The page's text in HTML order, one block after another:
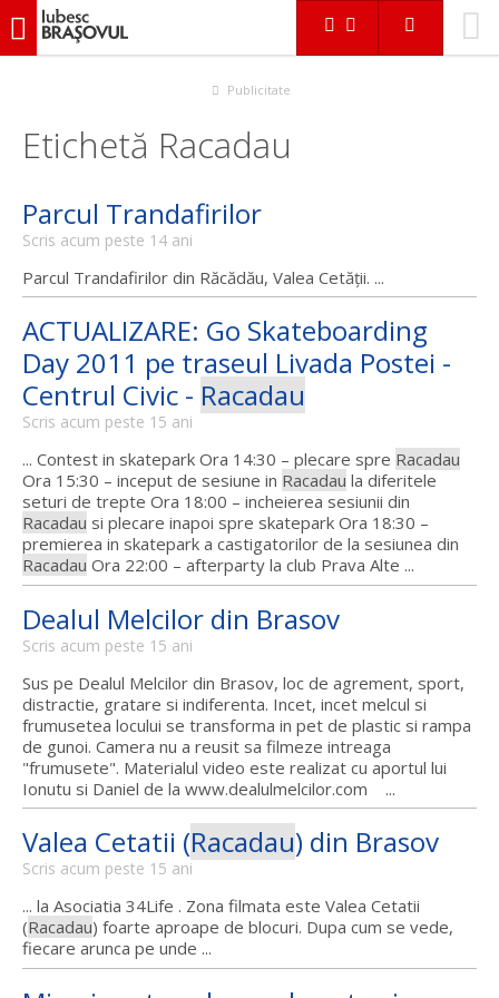
iubescbraşovul.ro
Publicitate
Etichetă Racadau
Parcul Trandafirilor
Scris acum peste 14 ani
Parcul Trandafirilor din Răcădău, Valea Cetăţii. ...
ACTUALIZARE: Go Skateboarding
Day 2011 pe traseul Livada Postei -
Centrul Civic - Racadau
Scris acum peste 15 ani
... Contest in skatepark Ora 14:30 – plecare spre Racadau
Ora 15:30 – inceput de sesiune in Racadau la diferitele
seturi de trepte Ora 18:00 – incheierea sesiunii din
Racadau si plecare inapoi spre skatepark Ora 18:30 –
premierea in skatepark a castigatorilor de la sesiunea din
Racadau Ora 22:00 – afterparty la club Prava Alte ...
Dealul Melcilor din Brasov
Scris acum peste 15 ani
Sus pe Dealul Melcilor din Brasov, loc de agrement, sport,
distractie, gratare si indiferenta. Incet, incet melcul si
frumusetea locului se transforma in pet de plastic si rampa
de gunoi. Camera nu a reusit sa filmeze intreaga
"frumusete". Materialul video este realizat cu aportul lui
Ionutu si Daniel de la www.dealulmelcilor.com ...
Valea Cetatii (Racadau) din Brasov
Scris acum peste 15 ani
... la Asociatia 34Life . Zona filmata este Valea Cetatii
(Racadau) foarte aproape de blocuri. Dupa cum se vede,
fiecare arunca pe unde ...